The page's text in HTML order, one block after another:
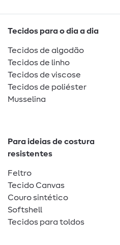
Tecidos para o dia a dia
Tecidos de algodão
Tecidos de linho
Tecidos de viscose
Tecidos de poliéster
Musselina
Para ideias de costura
resistentes
Feltro
Tecido Canvas
Couro sintético
Softshell
Tecidos para toldos